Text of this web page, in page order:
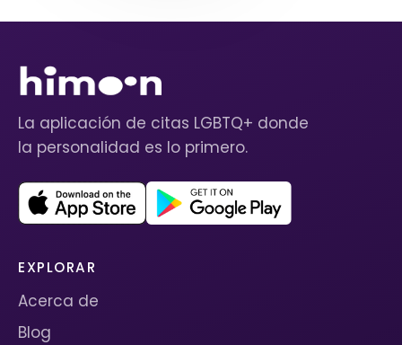
La aplicación de citas LGBTQ+ donde
la personalidad es lo primero.
EXPLORAR
Acerca de
Blog